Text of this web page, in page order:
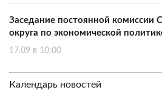
Заседание постоянной комиссии
округа по экономической
17.09 в 10:00
Календарь новостей